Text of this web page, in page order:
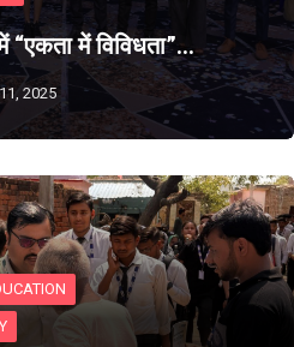
में विविधता”…
2025